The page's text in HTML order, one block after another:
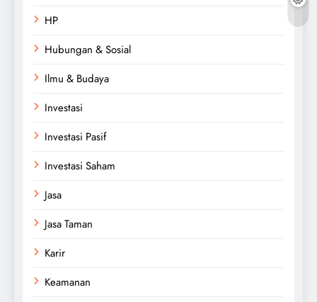
HP
Hubungan & Sosial
Ilmu & Budaya
Investasi
Investasi Pasif
Investasi Saham
Jasa
Jasa Taman
Karir
Keamanan